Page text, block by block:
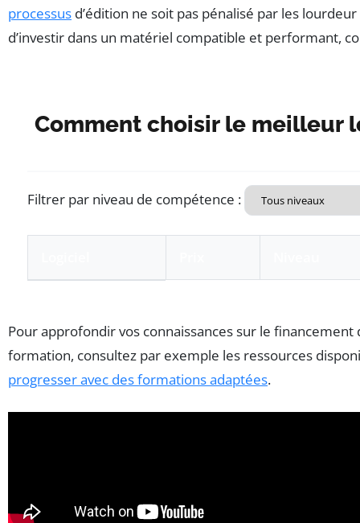
processus d’édition ne soit pas pénalisé par les
d’investir dans un matériel compatible et performant,
Comment choisir le meilleur
Filtrer par niveau de compétence :
Pour approfondir vos connaissances sur le
formation, consultez par exemple les ressources
progresser avec des formations adaptées.